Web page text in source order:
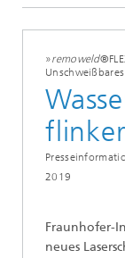
»remoweld
2019
Fraunhofer-
neues